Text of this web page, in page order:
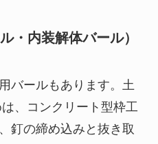
・内装解体バール）
バールもあります。土
、コンクリート型枠工
釘の締め込みと抜き取